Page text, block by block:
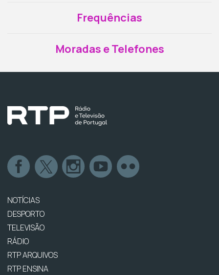
Frequências
Moradas e Telefones
NOTÍCIAS
DESPORTO
TELEVISÃO
RÁDIO
RTP ARQUIVOS
RTP ENSINA